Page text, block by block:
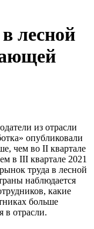
лесной
из отрасли
опубликовали
чем во II квартале
в III квартале 2021
труда в лесной
наблюдается
какие
больше
в отрасли.